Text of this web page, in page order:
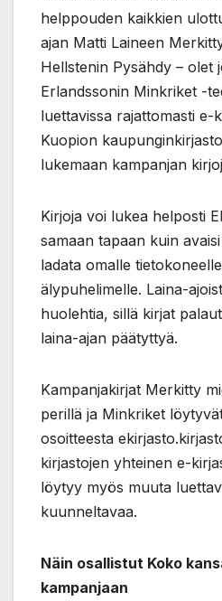
helppouden kaikkien
ajan Matti Laineen
Hellstenin Pysähdy – olet
Erlandssonin Minkriket -
luettavissa rajattomasti e-
Kuopion
lukemaan kampanjan
Kirjoja voi lukea helposti
samaan tapaan kuin
ladata omalle
älypuhelimelle. Laina-
huolehtia, sillä kirjat
laina-ajan päätyttyä.
Kampanjakirjat Merkitty
perillä ja Minkriket
osoitteesta
kirjastojen yhteinen e-
löytyy myös muuta
kuunneltavaa.
Näin osallistut Koko
kampanjaan